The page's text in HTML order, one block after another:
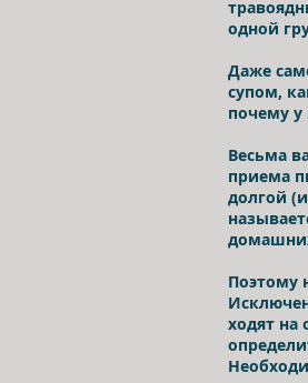
одной
Даже
супом,
почему у
Весьма
приема
долгой
Поэтому
ходят на